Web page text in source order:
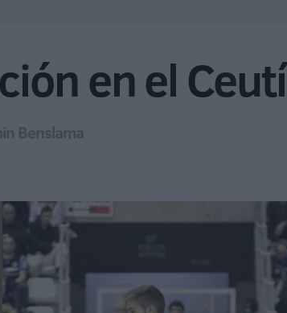
en el Ceutí
Benslama